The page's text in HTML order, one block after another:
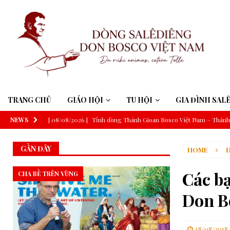
TRANG CHỦ GIÁO HỘI TU HỘI GIA ĐÌNH
NEWS [ 08/08/2026 ] Tỉnh dòng Thánh Gioan Bosco Việt Nam –
Chúa” TRUNG ƯƠNG
[ 07/08/2026 ] Tỉnh dòng Salêdiêng Don Bosco Việt Nam:
[ 07/08/2026 ] Suy niệm Lời Chúa – Chúa Nhật 19 Thường niên
[ 06/08/2026 ] Đức Thánh Cha: Truyền thông phải phục vụ
[ 06/08/2026 ] Đức Thánh Cha sẽ tông du Uruguay, Argentina và
HOME
Các
Don
GẦN ĐÂY
CHA BỀ TRÊN VÙNG